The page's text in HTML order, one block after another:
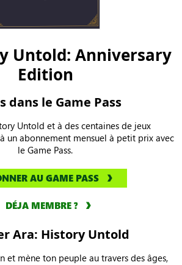
Untold: Anniversary
Edition
dans le Game Pass
Untold et à des centaines de jeux
un abonnement mensuel à petit prix avec
le Game Pass.
AU GAME PASS
DÉJA MEMBRE ?
Ara: History Untold
et mène ton peuple au travers des âges,